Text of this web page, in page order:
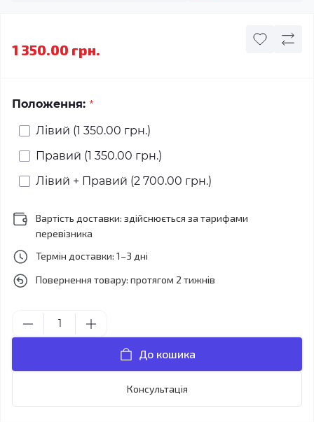
1 350.00 грн.
Положення: *
Лівий (1 350.00 грн.)
Правий (1 350.00 грн.)
Лівий + Правий (2 700.00 грн.)
Вартість доставки: здійснюється за тарифами
перевізника
Термін доставки: 1–3 дні
Повернення товару: протягом 2 тижнів
До кошика
Консультація